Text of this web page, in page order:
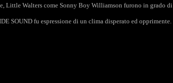
Little Walters come Sonny Boy Williamson furono in grado di
SOUND fu espressione di un clima disperato ed opprimente.